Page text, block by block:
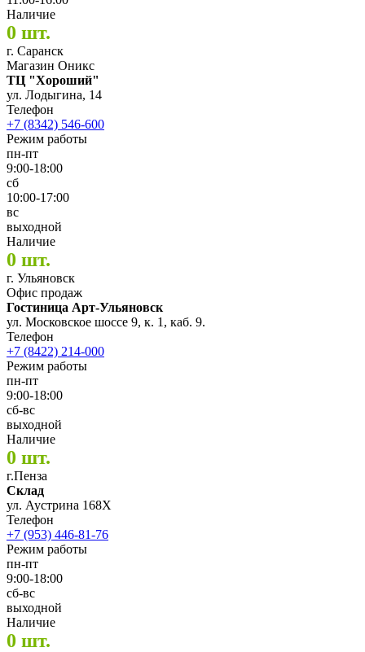
Наличие
0 шт.
г. Саранск
Магазин Оникс
ТЦ "Хороший"
ул. Лодыгина, 14
Телефон
+7 (8342) 546-600
Режим работы
пн-пт
9:00-18:00
сб
10:00-17:00
вс
выходной
Наличие
0 шт.
г. Ульяновск
Офис продаж
Гостиница Арт-Ульяновск
ул. Московское шоссе 9, к. 1, каб. 9.
Телефон
+7 (8422) 214-000
Режим работы
пн-пт
9:00-18:00
сб-вс
выходной
Наличие
0 шт.
г.Пенза
Склад
ул. Аустрина 168Х
Телефон
+7 (953) 446-81-76
Режим работы
пн-пт
9:00-18:00
сб-вс
выходной
Наличие
0 шт.